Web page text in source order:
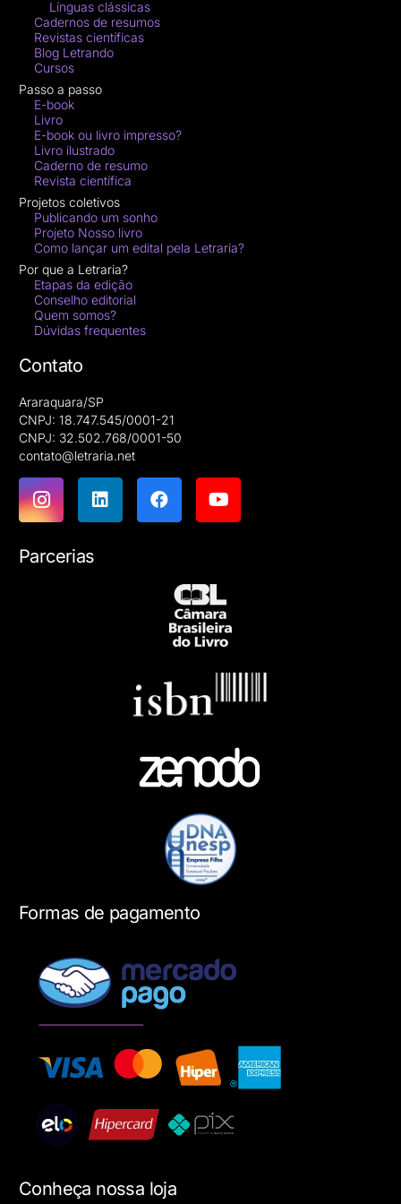
Línguas clássicas
Cadernos de resumos
Revistas científicas
Blog Letrando
Cursos
Passo a passo
E-book
Livro
E-book ou livro impresso?
Livro ilustrado
Caderno de resumo
Revista científica
Projetos coletivos
Publicando um sonho
Projeto Nosso livro
Como lançar um edital pela Letraria?
Por que a Letraria?
Etapas da edição
Conselho editorial
Quem somos?
Dúvidas frequentes
Contato
Araraquara/SP
CNPJ: 18.747.545/0001-21
CNPJ: 32.502.768/0001-50
contato@letraria.net
Parcerias
Formas de pagamento
Conheça nossa loja